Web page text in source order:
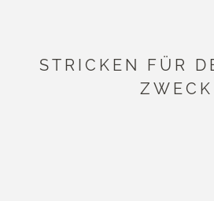
STRICKEN FÜR
ZWECK